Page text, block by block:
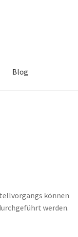
Blog
können
werden.